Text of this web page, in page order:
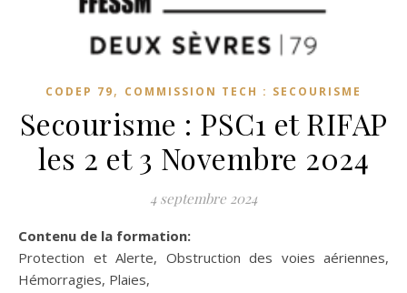
CODEP 79, COMMISSION TECH : SECOURISME
Secourisme : PSC1 et RIFAP
les 2 et 3 Novembre 2024
4 septembre 2024
Contenu de la formation:
Protection et Alerte, Obstruction des voies aériennes,
Hémorragies, Plaies,